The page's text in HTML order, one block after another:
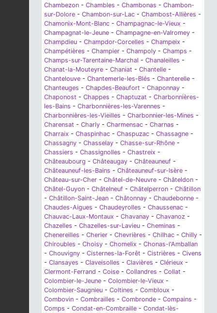
Chambezon - Chambles - Chambonas - Chambon-
sur-Dolore - Chambon-sur-Lac - Chambost-Allières -
Chamonix-Mont-Blanc - Champagnac-le-Vieux -
Champagnat-le-Jeune - Champagne-en-Valromey -
Champdieu - Champdor-Corcelles - Champeix -
Champétières - Champier - Champoly - Champs -
Champs-sur-Tarentaine-Marchal - Chanaleilles -
Chanat-la-Mouteyre - Chaniat - Chantelle -
Chantelouve - Chantemerle-les-Blés - Chanterelle -
Chanteuges - Chapdes-Beaufort - Chaponnay -
Chaponost - Chappes - Chaptuzat - Charbonnières-
les-Bains - Charbonnières-les-Varennes -
Charbonnières-les-Vieilles - Charbonnier-les-Mines -
Charensat - Charly - Charmensac - Charnas -
Charraix - Chaspinhac - Chaspuzac - Chassagne -
Chassagny - Chasselay - Chasse-sur-Rhône -
Chassiers - Chassignolles - Chastreix -
Châteaubourg - Châteaugay - Châteauneuf -
Châteauneuf-les-Bains - Châteauneuf-sur-Isère -
Château-sur-Cher - Châtel-de-Neuvre - Châteldon -
Châtel-Guyon - Châtelneuf - Châtelperron - Châtillon
- Châtillon-Saint-Jean - Châtonnay - Chaudebonne -
Chaudes-Aigues - Chaudeyrolles - Chaussenac -
Chauvac-Laux-Montaux - Chavanay - Chavanoz -
Chazelles - Chazelles-sur-Lavieu - Cheminas -
Chenereilles - Cherier - Chevrières - Chilhac - Chilly -
Chiroubles - Choisy - Chomelix - Chonas-l'Amballan
- Chouvigny - Cisternes-la-Forêt - Cistrières - Civens
- Clansayes - Claveisolles - Clavières - Clérieux -
Clermont-Ferrand - Coise - Collandres - Collat -
Colombier-le-Jeune - Colombier-le-Vieux -
Colombier-Saugnieu - Coltines - Combloux -
Combovin - Combrailles - Combronde - Compains -
Comps - Condat-en-Combraille - Condat-lès-